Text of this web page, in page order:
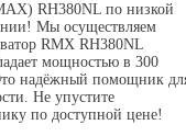
RH380NL по низкой
Мы осуществляем
RMX RH380NL
мощностью в 300
надёжный помощник
Не упустите
по доступной цене!